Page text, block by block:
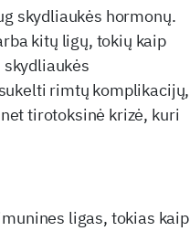
skydliaukės hormonų.
kitų ligų, tokių kaip
rimtų komplikacijų,
tirotoksinė krizė, kuri
ligas, tokias kaip